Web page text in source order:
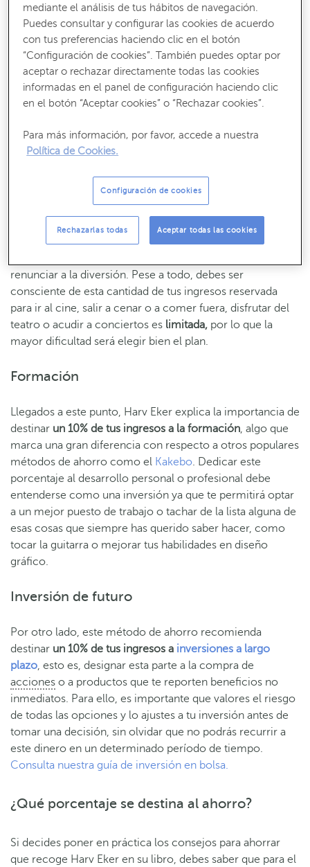
Necesidades básicas
Entre un 50 y un 55% de tus ingresos deben destinarse a
las necesidades básicas. Aquí se incluye el pago de la
hipotecao el alquiler, los gastos en alimentación y
limpieza doméstica, la comunidad de vecinos, la plaza de
recibos de agua, luz, gas, internet y teléfono, entre otros.
Ocio y tiempo libre
Cubiertas las necesidades propias del día a día, el método
de ahorro de Eker contempla destinarun 10% de tus
ingresos al ocio. Una de las claves del éxito de este
renunciar a la diversión. Pese a todo, debes ser
consciente de esta cantidad de tus ingresos reservada
para ir al cine, salir a cenar o a comer fuera, disfrutar del
teatro o acudir a conciertos es limitada, por lo que la
mayor dificultad será elegir bien el plan.
Formación
Llegados a este punto, Harv Eker explica la importancia de
destinar un 10% de tus ingresos a la formación, algo que
marca una gran diferencia con respecto a otros populares
métodos de ahorro como el Kakebo. Dedicar este
porcentaje al desarrollo personal o profesional debe
entenderse como una inversión ya que te permitirá optar
a un mejor puesto de trabajo o tachar de la lista alguna de
esas cosas que siempre has querido saber hacer, como
tocar la guitarra o mejorar tus habilidades en diseño
gráfico.
Inversión de futuro
Por otro lado, este método de ahorro recomienda
destinar un 10% de tus ingresos a inversiones a largo
plazo, esto es, designar esta parte a la compra de
acciones o a productos que te reporten beneficios no
inmediatos. Para ello, es importante que valores el riesgo
de todas las opciones y lo ajustes a tu inversión antes de
tomar una decisión, sin olvidar que no podrás recurrir a
este dinero en un determinado período de tiempo.
Consulta nuestra guía de inversión en bolsa.
¿Qué porcentaje se destina al ahorro?
Si decides poner en práctica los consejos para ahorrar
que recoge Harv Eker en su libro, debes saber que para el
mediante el análisis de tus hábitos de navegación.
Puedes consultar y configurar las cookies de acuerdo
con tus preferencias haciendo clic en el botón
“Configuración de cookies”. También puedes optar por
aceptar o rechazar directamente todas las cookies
informadas en el panel de configuración haciendo clic
en el botón “Aceptar cookies” o “Rechazar cookies”.
Para más información, por favor, accede a nuestra
Política de Cookies.
Configuración de cookies
Rechazarlas todas Aceptar todas las cookies